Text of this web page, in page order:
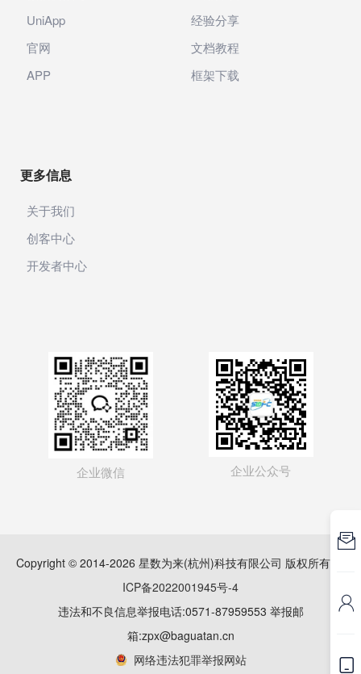
UniApp
官网
APP
经验分享
文档教程
框架下载
更多信息
关于我们
创客中心
开发者中心
企业微信 企业公众号
Copyright © 2014-2026 星数为来(杭州)科技有限公司 版权所有
ICP备2022001945号-4
违法和不良信息举报电话:0571-87959553 举报邮
箱:zpx@baguatan.cn
网络违法犯罪举报网站


